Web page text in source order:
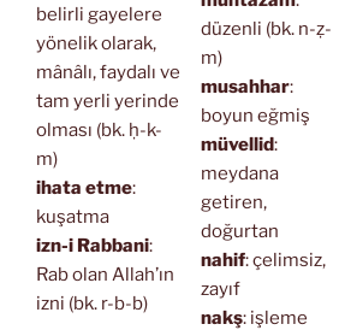
belirli gayelere
yönelik olarak,
mânâlı, faydalı ve
tam yerli yerinde
olması (bk. ḥ-k-
m)
ihata etme:
kuşatma
izn-i Rabbani:
Rab olan Allah’ın
izni (bk. r-b-b)
düzenli (bk. n-ẓ-
m)
musahhar:
boyun eğmiş
müvellid:
meydana
getiren,
doğurtan
nahif: çelimsiz,
zayıf
nakş: işleme